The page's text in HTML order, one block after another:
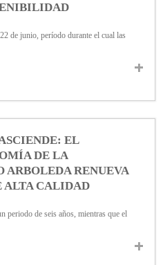
de junio, período durante el cual las
EL
DE LA
ARBOLEDA RENUEVA
ALTA CALIDAD
periodo de seis años, mientras que el